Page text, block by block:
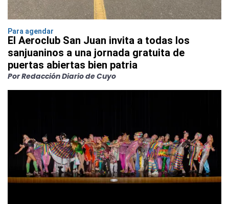
Para agendar
El Aeroclub San Juan invita a todas los
sanjuaninos a una jornada gratuita de
puertas abiertas bien patria
Por Redacción Diario de Cuyo